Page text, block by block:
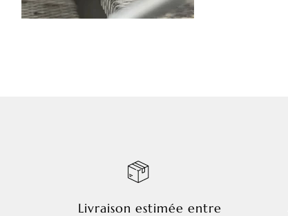
Livraison estimée entre